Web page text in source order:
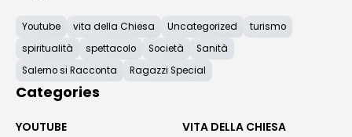
Youtube vita della Chiesa Uncategorized
turismo
spiritualità
spettacolo Società
Sanità
Salerno si Racconta
Ragazzi Special
Categories
YOUTUBE VITA DELLA CHIESA